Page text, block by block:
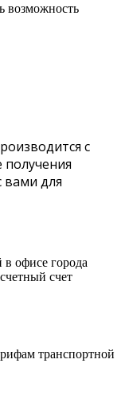
возможность
с
вами для
офисе города
счет
транспортной